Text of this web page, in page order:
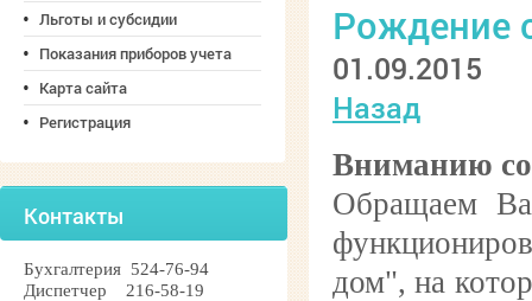
Рождение
01.09.2015
Назад
Вниманию
Обращаем
дом", на
Льготы и субсидии
Показания приборов учета
Карта сайта
Регистрация
Контакты
Бухгалтерия 524-76-94
Диспетчер 216-58-19